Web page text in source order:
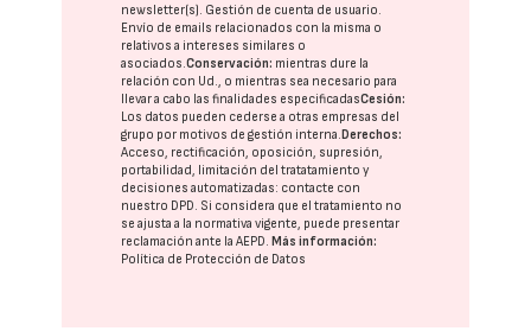
newsletter(s). Gestión de cuenta de usuario.
Envío de emails relacionados con la misma o
relativos a intereses similares o
asociados.Conservación: mientras dure la
relación con Ud., o mientras sea necesario para
llevar a cabo las finalidades especificadasCesión:
Los datos pueden cederse a otras empresas del
grupo por motivos de gestión interna. Derechos:
Acceso, rectificación, oposición, supresión,
portabilidad, limitación del tratatamiento y
decisiones automatizadas: contacte con
nuestro DPD. Si considera que el tratamiento no
se ajusta a la normativa vigente, puede presentar
reclamación ante laAEPD. Más información:
Política de Protección de Datos